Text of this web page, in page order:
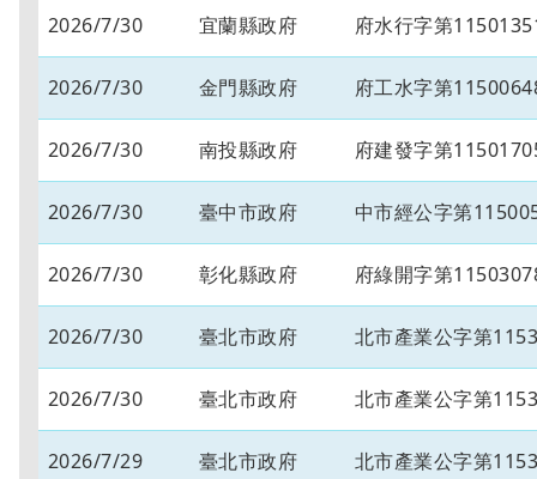
2026/7/30 宜蘭縣政府 府水行字第
2026/7/30 金門縣政府 府工水字第
2026/7/30 南投縣政府 府建發字第
2026/7/30 臺中市政府 中市經公字第
2026/7/30 彰化縣政府 府綠開字第
2026/7/30 臺北市政府 北市產業公字第
2026/7/30 臺北市政府 北市產業公字第
2026/7/29 臺北市政府 北市產業公字第